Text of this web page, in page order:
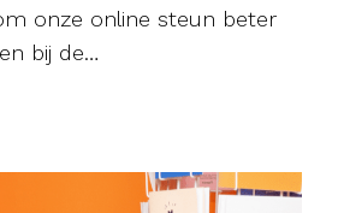
onze online steun beter
bij de…